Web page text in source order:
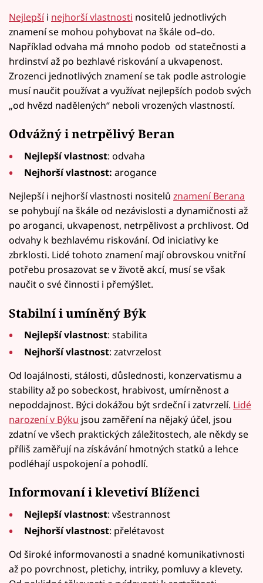
Nejlepší i nejhorší vlastnosti nositelů jednotlivých
znamení se mohou pohybovat na škále od–do.
Například odvaha má mnoho podob od statečnosti a
hrdinství až po bezhlavé riskování a ukvapenost.
Zrozenci jednotlivých znamení se tak podle astrologie
musí naučit používat a využívat nejlepších podob svých
„od hvězd nadělených“ neboli vrozených vlastností.
Odvážný i netrpělivý Beran
Nejlepší vlastnost: odvaha
Nejhorší vlastnost: arogance
Nejlepší i nejhorší vlastnosti nositelů znamení Berana
se pohybují na škále od nezávislosti a dynamičnosti až
po aroganci, ukvapenost, netrpělivost a prchlivost. Od
odvahy k bezhlavému riskování. Od iniciativy ke
zbrklosti. Lidé tohoto znamení mají obrovskou vnitřní
potřebu prosazovat se v životě akcí, musí se však
naučit o své činnosti i přemýšlet.
Stabilní i umíněný Býk
Nejlepší vlastnost: stabilita
Nejhorší vlastnost: zatvrzelost
Od loajálnosti, stálosti, důslednosti, konzervatismu a
stability až po sobeckost, hrabivost, umírněnost a
nepoddajnost. Býci dokážou být srdeční i zatvrzelí. Lidé
narození v Býku jsou zaměření na nějaký účel, jsou
zdatní ve všech praktických záležitostech, ale někdy se
příliš zaměřují na získávání hmotných statků a lehce
podléhají uspokojení a pohodlí.
Informovaní i klevetiví Blíženci
Nejlepší vlastnost: všestrannost
Nejhorší vlastnost: přelétavost
Od široké informovanosti a snadné komunikativnosti
až po povrchnost, pletichy, intriky, pomluvy a klevety.